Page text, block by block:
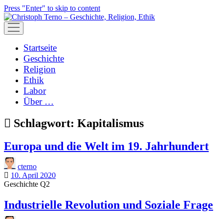
Press "Enter" to skip to content
open
menu
Startseite
Geschichte
Religion
Ethik
Labor
Über …
Schlagwort: Kapitalismus
Europa und die Welt im 19. Jahrhundert
cterno
10. April 2020
Geschichte Q2
Industrielle Revolution und Soziale Frage